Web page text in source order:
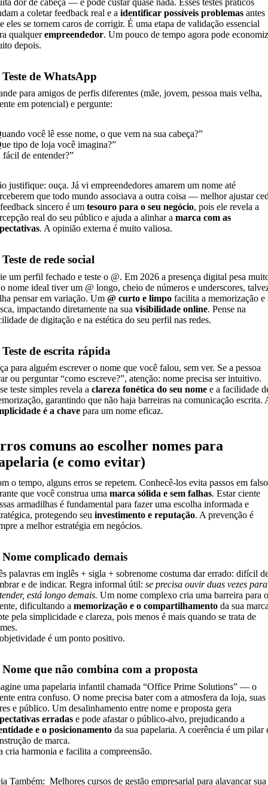
a coletar feedback real e a identificar possíveis problemas antes
eles se tornem caros de corrigir. É uma etapa de validação essencial
qualquerempreendedor. Um pouco de tempo agora pode
depois.
Teste de WhatsApp
para amigos de perfis diferentes (mãe, jovem, pessoa mais velha,
em potencial) e pergunte:
você lê esse nome, o que vem na sua cabeça?”
tipo de loja você imagina?”
fácil de entender?”
justifique: ouça. Já vi empreendedores amarem um nome até
que todo mundo associava a outra coisa — melhor ajustar
sincero é um tesouro para o seu negócio, pois ele revela a
real do seu público e ajuda a alinhar a marca com as
. A opinião externa é muito valiosa.
de rede social
um perfil fechado e teste o @. Em 2026 a presença digital pesa
nome ideal tiver um @ longo, cheio de números e underscores,
pensar em variação. Um @ curto e limpo facilita a memorização e
impactando diretamente na sua visibilidade online. Pense na
de digitação e na estética do seu perfil nas redes.
Teste de escrita rápida
para alguém escrever o nome que você falou, sem ver. Se a pessoa
ou perguntar “como escreve?”, atenção: nome precisa ser intuitivo.
teste simples revela a clareza fonética do seu nome e a facilidade
garantindo que não haja barreiras na comunicação escrita.
é a chave para um nome eficaz.
comuns ao escolher nomes para
(e como evitar)
o tempo, alguns erros se repetem. Conhecê-los evita passos em
que você construa uma marca sólida e sem falhas. Estar ciente
armadilhas é fundamental para fazer uma escolha informada e
protegendo seu investimento e reputação. A prevenção é
a melhor estratégia em negócios.
Nome complicado demais
palavras em inglês + sigla + sobrenome costuma dar errado: difícil
e de indicar. Regra informal útil: se precisa ouvir duas vezes para
está longo demais. Um nome complexo cria uma barreira para o
dificultando a memorização e o compartilhamento da sua
pela simplicidade e clareza, pois menos é mais quando se trata de
é um ponto positivo.
Nome que não combina com a proposta
uma papelaria infantil chamada “Office Prime Solutions” — o
entra confuso. O nome precisa bater com a atmosfera da loja, suas
e público. Um desalinhamento entre nome e proposta gera
erradas e pode afastar o público-alvo, prejudicando a
e o posicionamento da sua papelaria. A coerência é um pilar
de marca.
cria harmonia e facilita a compreensão.
Também: Melhores cursos de gestão empresarial para alavancar sua